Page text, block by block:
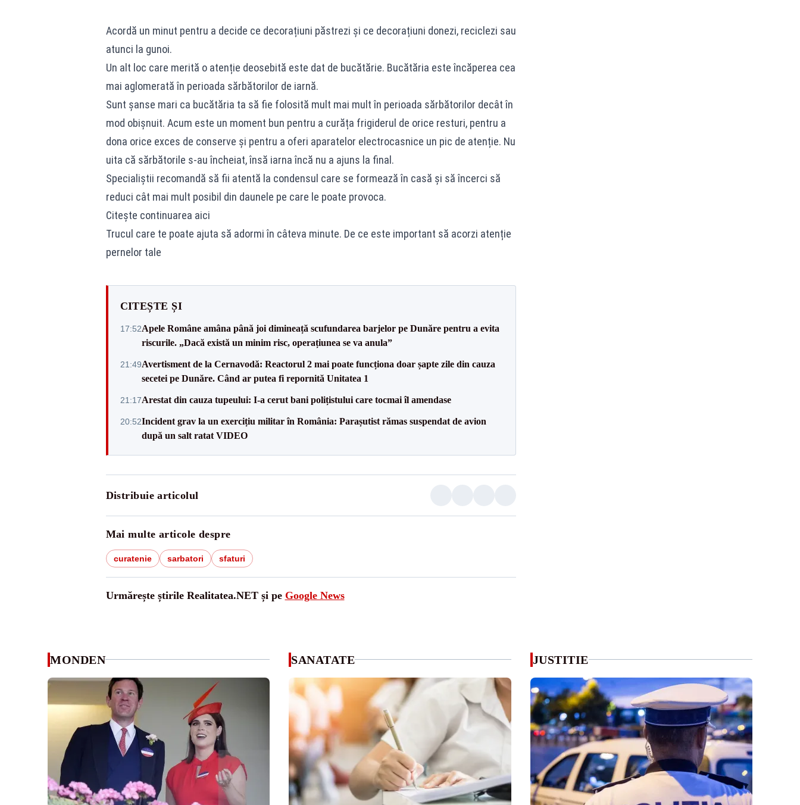
Acordă un minut pentru a decide ce decorațiuni păstrezi și ce decorațiuni donezi, reciclezi sau
atunci la gunoi.
Un alt loc care merită o atenție deosebită este dat de bucătărie. Bucătăria este încăperea cea
mai aglomerată în perioada sărbătorilor de iarnă.
Sunt șanse mari ca bucătăria ta să fie folosită mult mai mult în perioada sărbătorilor decât în
mod obișnuit. Acum este un moment bun pentru a curăța frigiderul de orice resturi, pentru a
dona orice exces de conserve și pentru a oferi aparatelor electrocasnice un pic de atenție. Nu
uita că sărbătorile s-au încheiat, însă iarna încă nu a ajuns la final.
Specialiștii recomandă să fii atentă la condensul care se formează în casă și să încerci să
reduci cât mai mult posibil din daunele pe care le poate provoca.
Citește continuarea aici
Trucul care te poate ajuta să adormi în câteva minute. De ce este important să acorzi atenție
pernelor tale
CITEȘTE ȘI
17:52Apele Române amâna până joi dimineață scufundarea barjelor pe Dunăre pentru a evita
riscurile. „Dacă există un minim risc, operațiunea se va anula”
21:49Avertisment de la Cernavodă: Reactorul 2 mai poate funcționa doar șapte zile din cauza
secetei pe Dunăre. Când ar putea fi repornită Unitatea 1
21:17Arestat din cauza tupeului: I-a cerut bani polițistului care tocmai îl amendase
20:52Incident grav la un exercițiu militar în România: Parașutist rămas suspendat de avion
după un salt ratat VIDEO
Distribuie articolul
Mai multe articole despre
curatenie sarbatori sfaturi
Urmărește știrile Realitatea.NET și pe Google News
MONDEN SANATATE JUSTITIE